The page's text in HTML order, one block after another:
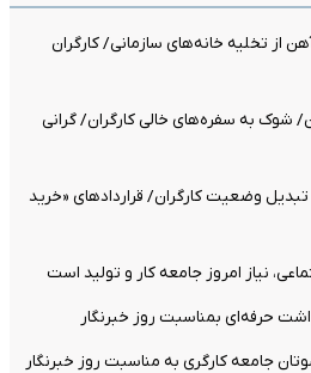
از تخلیه خانه‌های سازمانی/ کارگران
ماندن/ شوک به سفره‌های خالی کارگران/ گرانی
تبدیل وضعیت کارگران/ قرارداد‌های «خرید
نیاز امروز جامعه کار و تولید است
حرفه‌ای بمناسبت روز خبرنگار
جامعه کارگری به مناسبت روز خبرنگار